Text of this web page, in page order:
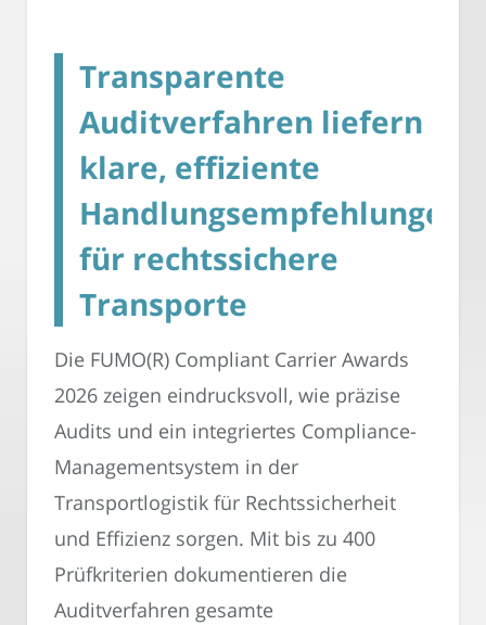
Transparente
Auditverfahren liefern
klare, effiziente
Handlungsempfehlungen
für rechtssichere
Transporte
Die FUMO(R) Compliant Carrier Awards
2026 zeigen eindrucksvoll, wie präzise
Audits und ein integriertes Compliance-
Managementsystem in der
Transportlogistik für Rechtssicherheit
und Effizienz sorgen. Mit bis zu 400
Prüfkriterien dokumentieren die
Auditverfahren gesamte